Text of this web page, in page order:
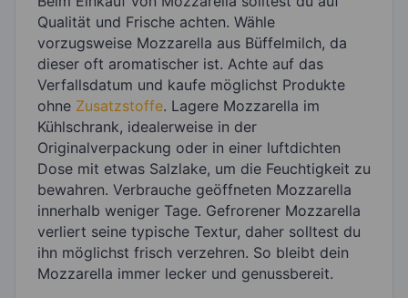
Qualität und Frische achten. Wähle
vorzugsweise Mozzarella aus Büffelmilch, da
dieser oft aromatischer ist. Achte auf das
Verfallsdatum und kaufe möglichst Produkte
ohne Zusatzstoffe. Lagere Mozzarella im
Kühlschrank, idealerweise in der
Originalverpackung oder in einer luftdichten
Dose mit etwas Salzlake, um die Feuchtigkeit zu
bewahren. Verbrauche geöffneten Mozzarella
innerhalb weniger Tage. Gefrorener Mozzarella
verliert seine typische Textur, daher solltest du
ihn möglichst frisch verzehren. So bleibt dein
Mozzarella immer lecker und genussbereit.